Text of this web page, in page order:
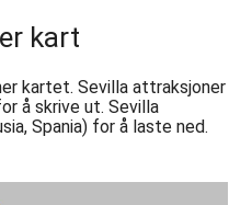
kart
kartet. Sevilla attraksjoner
å skrive ut. Sevilla
Spania) for å laste ned.